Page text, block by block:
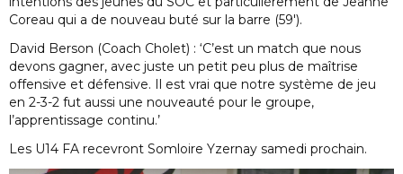
Coreau qui a de nouveau buté sur la barre (59′).
David Berson (Coach Cholet) : ‘C’est un match que nous
devons gagner, avec juste un petit peu plus de maîtrise
offensive et défensive. Il est vrai que notre système de jeu
en 2-3-2 fut aussi une nouveauté pour le groupe,
l’apprentissage continu.’
Les U14 FA recevront Somloire Yzernay samedi prochain.